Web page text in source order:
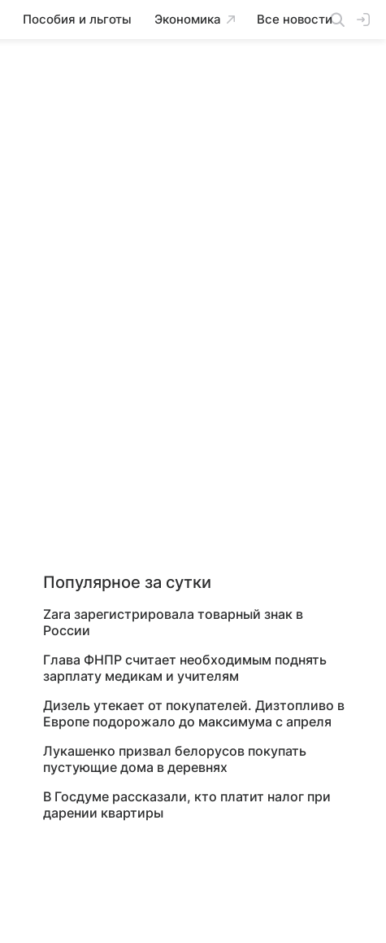
Пособия и льготы Экономика Все новости
Популярное за сутки
Zara зарегистрировала товарный знак в
России
Глава ФНПР считает необходимым поднять
зарплату медикам и учителям
Дизель утекает от покупателей. Дизтопливо в
Европе подорожало до максимума с апреля
Лукашенко призвал белорусов покупать
пустующие дома в деревнях
В Госдуме рассказали, кто платит налог при
дарении квартиры